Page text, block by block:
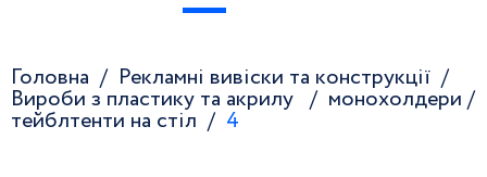
Головна
Рекламні вивіски та конструкції
Вироби з пластику та акрилу
монохолдери /
тейблтенти на стіл
4